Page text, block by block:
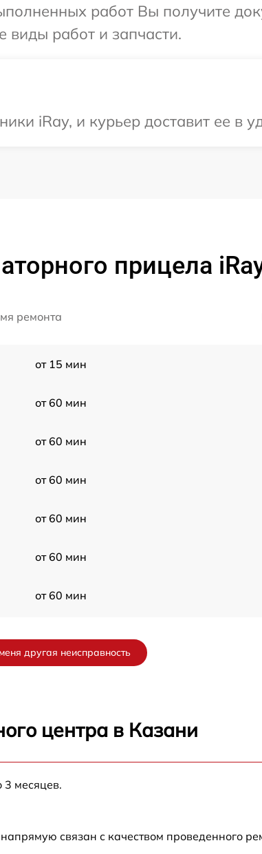
работ Вы получите
виды работ и запчасти.
iRay, и курьер доставит ее в
прицела
ремонта
от 15 мин
от 60 мин
от 60 мин
от 60 мин
от 60 мин
от 60 мин
от 60 мин
другая неисправность
центра в Казани
месяцев.
связан с качеством проведенного